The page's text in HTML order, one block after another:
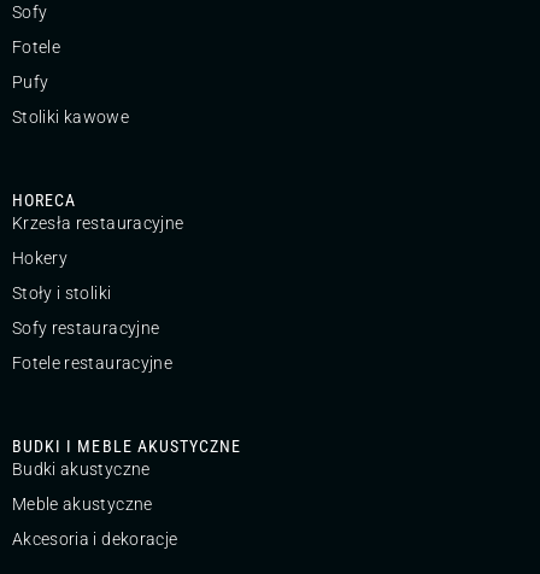
Sofy
Fotele
Pufy
Stoliki kawowe
HORECA
Krzesła restauracyjne
Hokery
Stoły i stoliki
Sofy restauracyjne
Fotele restauracyjne
BUDKI I MEBLE AKUSTYCZNE
Budki akustyczne
Meble akustyczne
Akcesoria i dekoracje